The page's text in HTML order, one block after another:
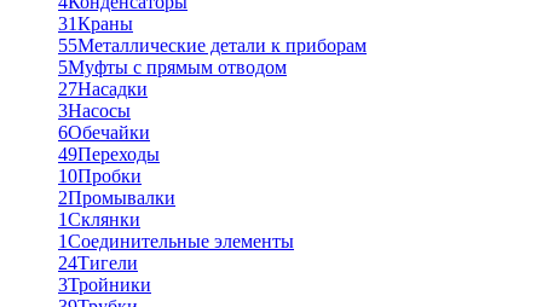
31Краны
55Металлические детали к приборам
5Муфты с прямым отводом
27Насадки
3Насосы
6Обечайки
49Переходы
10Пробки
2Промывалки
1Склянки
1Соединительные элементы
24Тигели
3Тройники